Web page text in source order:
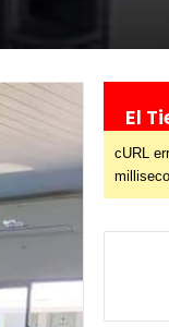
El
cURL